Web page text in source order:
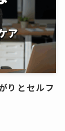
りとセルフ